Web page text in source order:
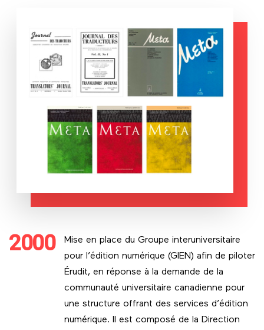
2000
Mise en place du Groupe interuniversitaire
pour l’édition numérique (GIEN) afin de piloter
Érudit, en réponse à la demande de la
communauté universitaire canadienne pour
une structure offrant des services d’édition
numérique. Il est composé de la Direction